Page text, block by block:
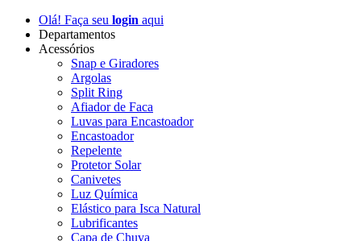
Olá! Faça seu login aqui
Departamentos
Acessórios
Snap e Giradores
Argolas
Split Ring
Afiador de Faca
Luvas para Encastoador
Encastoador
Repelente
Protetor Solar
Canivetes
Luz Química
Elástico para Isca Natural
Lubrificantes
Capa de Chuva